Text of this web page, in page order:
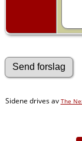
Sidene drives av The